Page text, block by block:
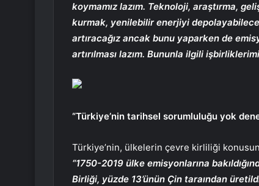
koymamız lazım. Teknoloji, araştırma,
kurmak, yenilebilir enerjiyi
artıracağız ancak bunu yaparken de
artırılması lazım. Bununla ilgili
“Türkiye’nin tarihsel sorumluluğu yok
Türkiye’nin, ülkelerin çevre kirliliği
“1750-2019 ülke emisyonlarına
Birliği, yüzde 13’ünün Çin taraından